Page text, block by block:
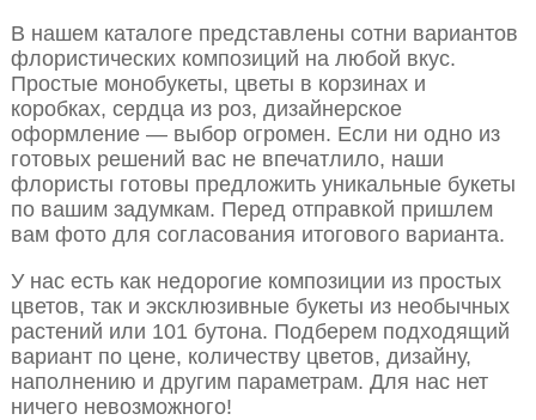
В нашем каталоге представлены сотни вариантов
флористических композиций на любой вкус.
Простые монобукеты, цветы в корзинах и
коробках, сердца из роз, дизайнерское
оформление — выбор огромен. Если ни одно из
готовых решений вас не впечатлило, наши
флористы готовы предложить уникальные букеты
по вашим задумкам. Перед отправкой пришлем
вам фото для согласования итогового варианта.
У нас есть как недорогие композиции из простых
цветов, так и эксклюзивные букеты из необычных
растений или 101 бутона. Подберем подходящий
вариант по цене, количеству цветов, дизайну,
наполнению и другим параметрам. Для нас нет
ничего невозможного!